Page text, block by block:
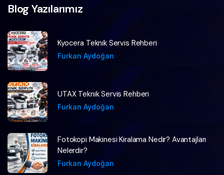
Blog Yazılarımız
Kyocera Teknik Servis Rehberi
Furkan Aydoğan
UTAX Teknik Servis Rehberi
Furkan Aydoğan
Fotokopi Makinesi Kiralama Nedir? Avantajları
Nelerdir?
Furkan Aydoğan